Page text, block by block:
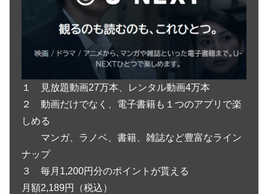
１ 見放題動画27万本、レンタル動画4万本
２ 動画だけでなく、電子書籍も１つのアプリで楽
しめる
マンガ、ラノベ、書籍、雑誌など豊富なライン
ナップ
３ 毎月1,200円分のポイントが貰える
月額2,189円（税込）